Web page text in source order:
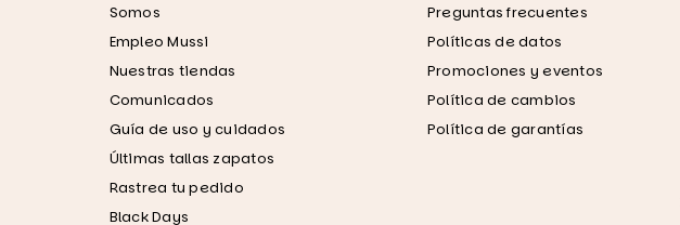
Somos
Empleo Mussi
Nuestras tiendas
Comunicados
Guía de uso y cuidados
Últimas tallas zapatos
Rastrea tu pedido
Black Days
Preguntas frecuentes
Políticas de datos
Promociones y eventos
Política de cambios
Política de garantías